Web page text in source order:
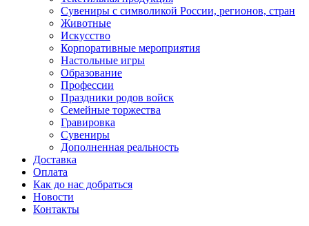
Сувениры с символикой России, регионов, стран
Животные
Искусство
Корпоративные мероприятия
Настольные игры
Образование
Профессии
Праздники родов войск
Семейные торжества
Гравировка
Сувениры
Дополненная реальность
Доставка
Оплата
Как до нас добраться
Новости
Контакты